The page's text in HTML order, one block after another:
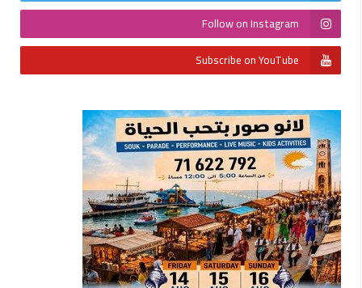
Follow on Instagram
Subscribe on YouTube